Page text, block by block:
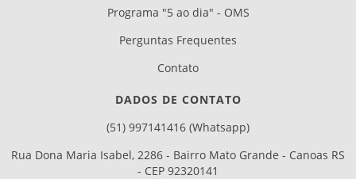
Programa "5 ao dia" - OMS
Perguntas Frequentes
Contato
DADOS DE CONTATO
(51) 997141416 (Whatsapp)
Rua Dona Maria Isabel, 2286 - Bairro Mato Grande - Canoas RS
- CEP 92320141